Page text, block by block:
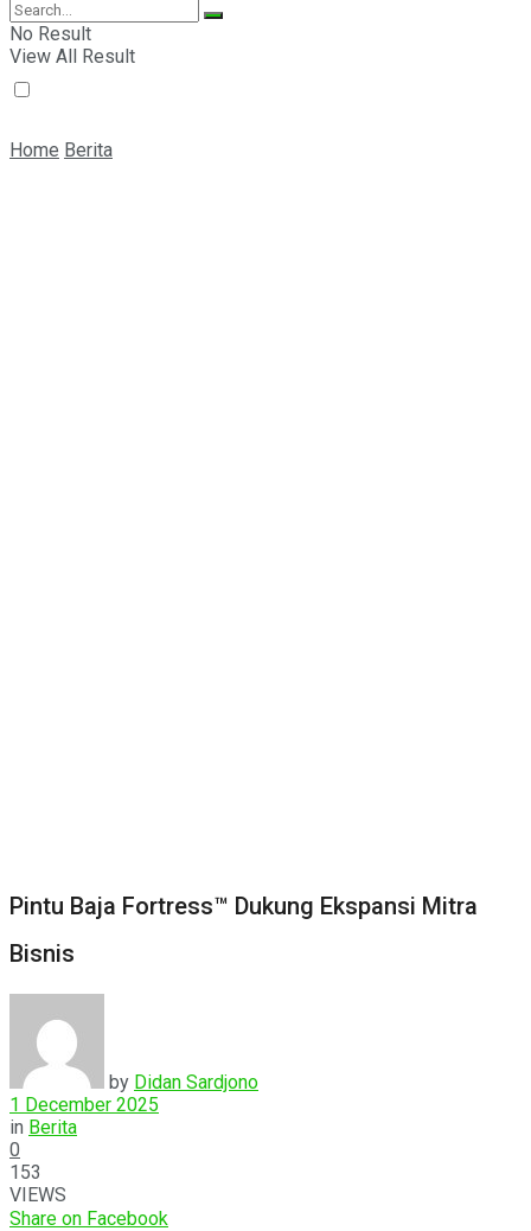
E-Magazine
No Result
View All Result
Home Berita
Pintu Baja Fortress™ Dukung Ekspansi Mitra
Bisnis
by Didan Sardjono
1 December 2025
in Berita
0
153
VIEWS
Share on Facebook